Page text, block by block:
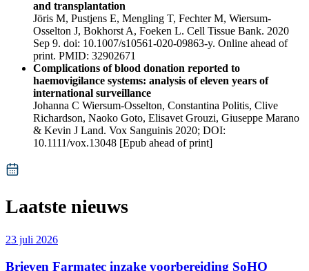
and transplantation
Jöris M, Pustjens E, Mengling T, Fechter M, Wiersum-
Osselton J, Bokhorst A, Foeken L. Cell Tissue Bank. 2020
Sep 9. doi: 10.1007/s10561-020-09863-y. Online ahead of
print. PMID: 32902671
Complications of blood donation reported to
haemovigilance systems: analysis of eleven years of
international surveillance
Johanna C Wiersum-Osselton, Constantina Politis, Clive
Richardson, Naoko Goto, Elisavet Grouzi, Giuseppe Marano
& Kevin J Land. Vox Sanguinis 2020; DOI:
10.1111/vox.13048 [Epub ahead of print]
Laatste nieuws
23 juli 2026
Brieven Farmatec inzake voorbereiding SoHO